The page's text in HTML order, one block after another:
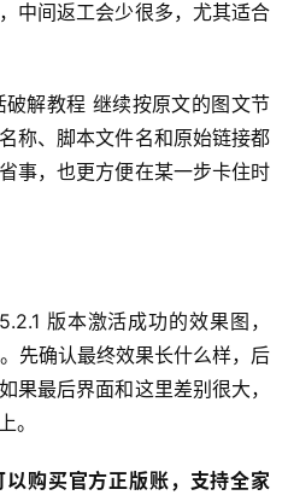
中间返工会少很多，尤其适合
解教程 继续按原文的图文节
称、脚本文件名和原始链接都
事，也更方便在某一步卡住时
版本激活成功的效果图，
先确认最终效果长什么样，后
果最后界面和这里差别很大，
。
购买官方正版账，支持全家